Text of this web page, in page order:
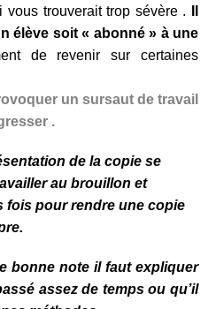
trouverait trop sévère .
élève soit « abonné » à une
de revenir sur certaines
un sursaut de travail
.
de la copie se
au brouillon et
fois pour rendre une copie
bonne note il faut expliquer
assez de temps ou qu’il